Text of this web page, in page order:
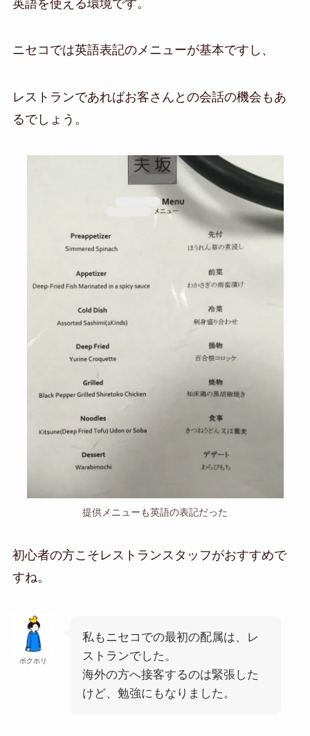
英語を使える環境です。
ニセコでは英語表記のメニューが基本ですし、
レストランであればお客さんとの会話の機会もあ
るでしょう。
提供メニューも英語の表記だった
初心者の方こそレストランスタッフがおすすめで
すね。
ボクホリ
私もニセコでの最初の配属は、レ
ストランでした。
海外の方へ接客するのは緊張した
けど、勉強にもなりました。